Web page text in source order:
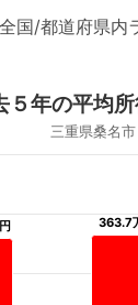
国/都道府県内
５年の平均
三重県桑名市
363.7
363.7